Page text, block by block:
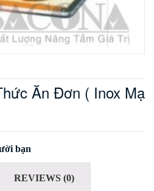
Ăn Đơn ( Inox Mạ
bạn
REVIEWS (0)